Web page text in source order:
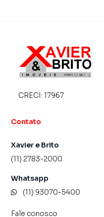
CRECI: 17967
Contato
Xavier e Brito
(11) 2783-2000
Whatsapp
(11) 93070-5400
Fale conosco